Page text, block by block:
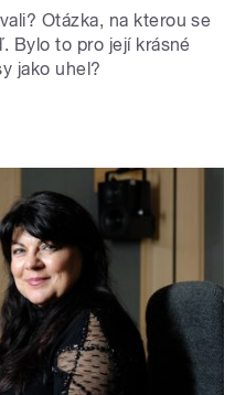
Otázka, na kterou se
Bylo to pro její krásné
jako uhel?